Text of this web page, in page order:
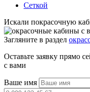
Сеткой
Искали покрасочную
Загляните в раздел
Оставьте заявку прямо
с вами
Ваше имя